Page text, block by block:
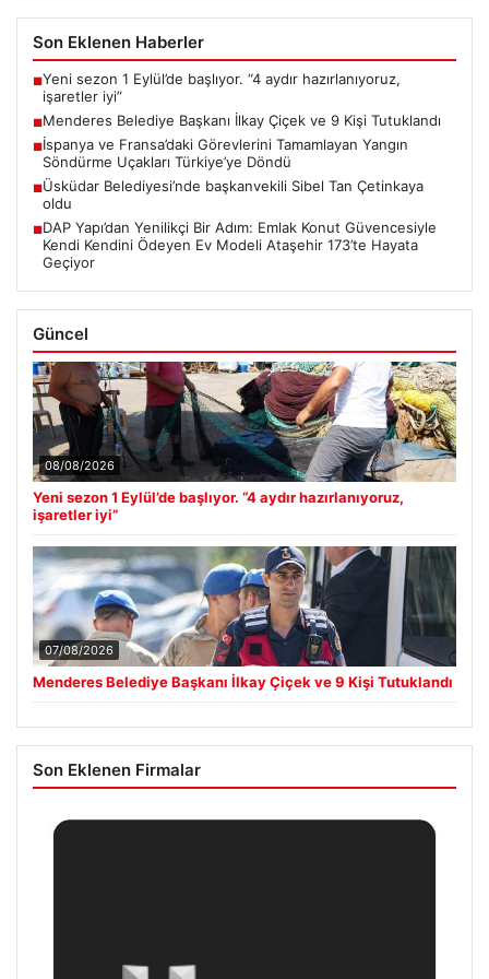
Son Eklenen Haberler
■Yeni sezon 1 Eylül’de başlıyor. “4 aydır hazırlanıyoruz,
işaretler iyi”
■Menderes Belediye Başkanı İlkay Çiçek ve 9 Kişi Tutuklandı
■İspanya ve Fransa’daki Görevlerini Tamamlayan Yangın
Söndürme Uçakları Türkiye’ye Döndü
■Üsküdar Belediyesi’nde başkanvekili Sibel Tan Çetinkaya
oldu
■DAP Yapı’dan Yenilikçi Bir Adım: Emlak Konut Güvencesiyle
Kendi Kendini Ödeyen Ev Modeli Ataşehir 173’te Hayata
Geçiyor
Güncel
08/08/2026
Yeni sezon 1 Eylül’de başlıyor. “4 aydır hazırlanıyoruz,
işaretler iyi”
07/08/2026
Menderes Belediye Başkanı İlkay Çiçek ve 9 Kişi Tutuklandı
Son Eklenen Firmalar